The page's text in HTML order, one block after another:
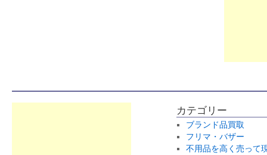
カテゴリー
ブランド品買取
フリマ・バザー
不用品を高く売って